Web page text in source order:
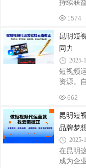
代运营
力。他
持续获
1到N的
摄、视
方向舵
是发动
辑是打
率；而
现粉丝
不可。
1574
昆明短
同力
2025-
短视频
资源。
乏达人
500次
500+昆
的资源
全链条
机构合
美妆账
662
昆明短
品牌梦
2025-
在昆明
成为企